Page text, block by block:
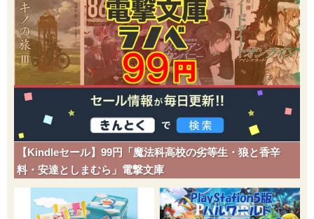
【Kindleセール】99円「魔法科高校の劣等生・狼と香辛
料・安達としまむら」電撃文庫